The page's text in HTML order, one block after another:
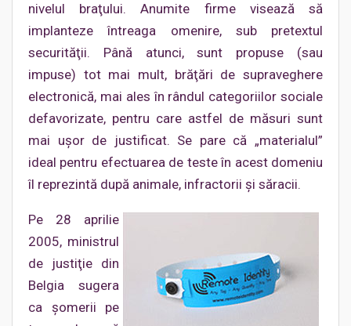
nivelul braţului. Anumite firme visează să
implanteze întreaga omenire, sub pretextul
securităţii. Până atunci, sunt propuse (sau
impuse) tot mai mult, brăţări de supraveghere
electronică, mai ales în rândul categoriilor sociale
defavorizate, pentru care astfel de măsuri sunt
mai uşor de justificat. Se pare că „materialul”
ideal pentru efectuarea de teste în acest domeniu
îl reprezintă după animale, infractorii şi săracii.
Pe 28 aprilie
2005, ministrul
de justiţie din
Belgia sugera
ca şomerii pe